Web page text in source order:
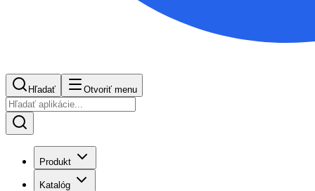
Hľadať Otvoriť menu
Produkt
Katalóg